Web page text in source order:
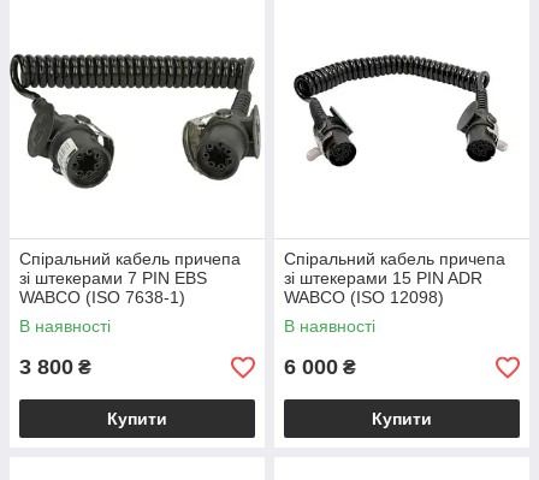
Спіральний кабель причепа
зі штекерами 7 PIN EBS
WABCO (ISO 7638-1)
Standard
В наявності
3 800 ₴
Купити
Спіральний кабель причепа
зі штекерами 15 PIN ADR
WABCO (ISO 12098)
В наявності
6 000 ₴
Купити